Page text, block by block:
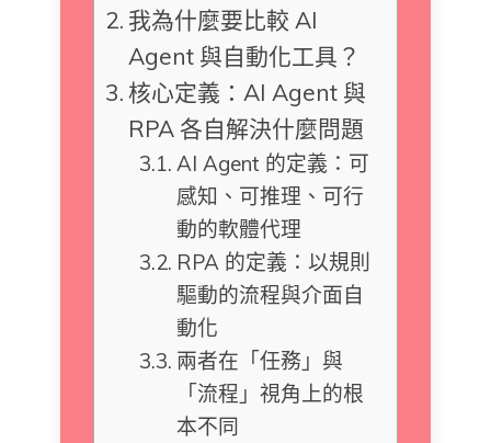
我為什麼要比較 AI
Agent 與自動化工具？
核心定義：AI Agent 與
RPA 各自解決什麼問題
AI Agent 的定義：可
感知、可推理、可行
動的軟體代理
RPA 的定義：以規則
驅動的流程與介面自
動化
兩者在「任務」與
「流程」視角上的根
本不同